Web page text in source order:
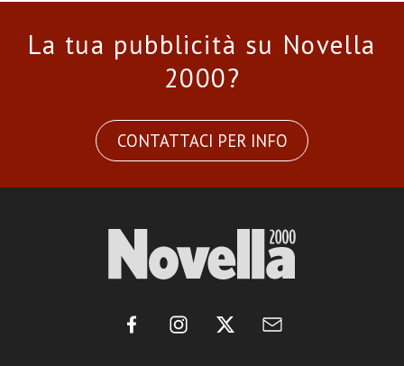
La tua pubblicità su Novella
2000?
CONTATTACI PER INFO